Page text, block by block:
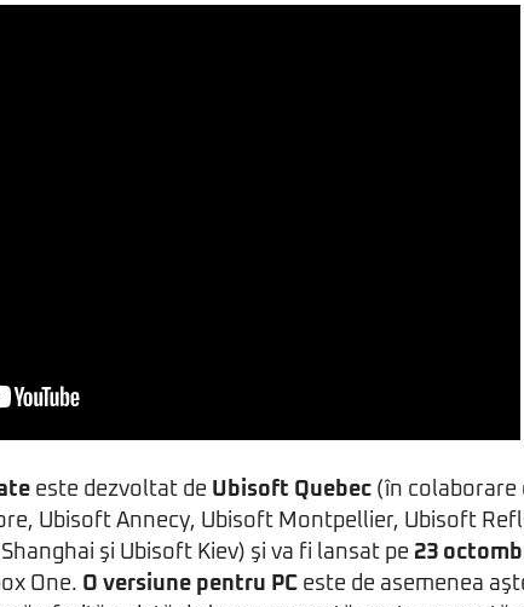
este dezvoltat de Ubisoft Quebec (în colaborare
Ubisoft Annecy, Ubisoft Montpellier, Ubisoft
şi Ubisoft Kiev) şi va fi lansat pe 23
One. O versiune pentru PC este de asemenea